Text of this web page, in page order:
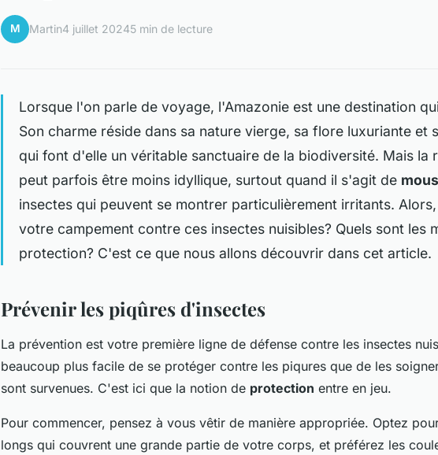
M Martin4 juillet 20245 min de lecture
Lorsque l'on parle de voyage, l'Amazonie est une destination
Son charme réside dans sa nature vierge, sa flore luxuriante et
qui font d'elle un véritable sanctuaire de la biodiversité. Mais la
peut parfois être moins idyllique, surtout quand il s'agit de
insectes qui peuvent se montrer particulièrement irritants.
votre campement contre ces insectes nuisibles? Quels sont les
protection? C'est ce que nous allons découvrir dans cet article.
Prévenir les piqûres d'insectes
La prévention est votre première ligne de défense contre les insectes
beaucoup plus facile de se protéger contre les piqures que de les
sont survenues. C'est ici que la notion de protection entre en jeu.
Pour commencer, pensez à vous vêtir de manière appropriée. Optez
longs qui couvrent une grande partie de votre corps, et préférez les